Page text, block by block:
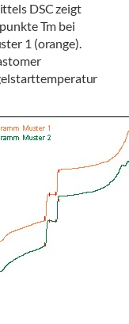
DSC zeigt
Tm bei
1 (orange).